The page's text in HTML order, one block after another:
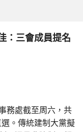
：三會成員提名
務處截至周六，共
。傳統建制大黨擬